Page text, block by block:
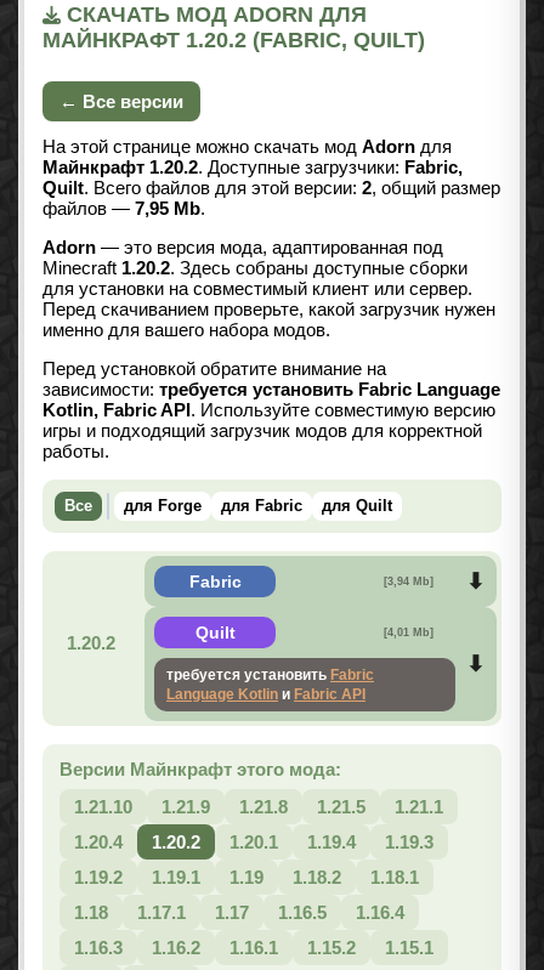
СКАЧАТЬ МОД ADORN ДЛЯ
МАЙНКРАФТ 1.20.2 (FABRIC, QUILT)
← Все версии
На этой странице можно скачать мод Adorn для
Майнкрафт 1.20.2. Доступные загрузчики: Fabric,
Quilt. Всего файлов для этой версии: 2, общий размер
файлов — 7,95 Mb.
Adorn — это версия мода, адаптированная под
Minecraft 1.20.2. Здесь собраны доступные сборки
для установки на совместимый клиент или сервер.
Перед скачиванием проверьте, какой загрузчик нужен
именно для вашего набора модов.
Перед установкой обратите внимание на
зависимости: требуется установить Fabric Language
Kotlin, Fabric API. Используйте совместимую версию
игры и подходящий загрузчик модов для корректной
работы.
Все для Forge для Fabric для Quilt
1.20.2
Fabric [3,94 Mb]
Quilt [4,01 Mb]
требуется установить Fabric
Language Kotlin и Fabric API
Версии Майнкрафт этого мода:
1.21.10
1.21.9 1.21.8 1.21.5
1.21.1
1.20.4
1.20.2 1.20.1 1.19.4
1.19.3
1.19.2
1.19.1 1.19 1.18.2
1.18.1
1.18
1.17.1 1.17 1.16.5
1.16.4
1.16.3
1.16.2 1.16.1 1.15.2
1.15.1